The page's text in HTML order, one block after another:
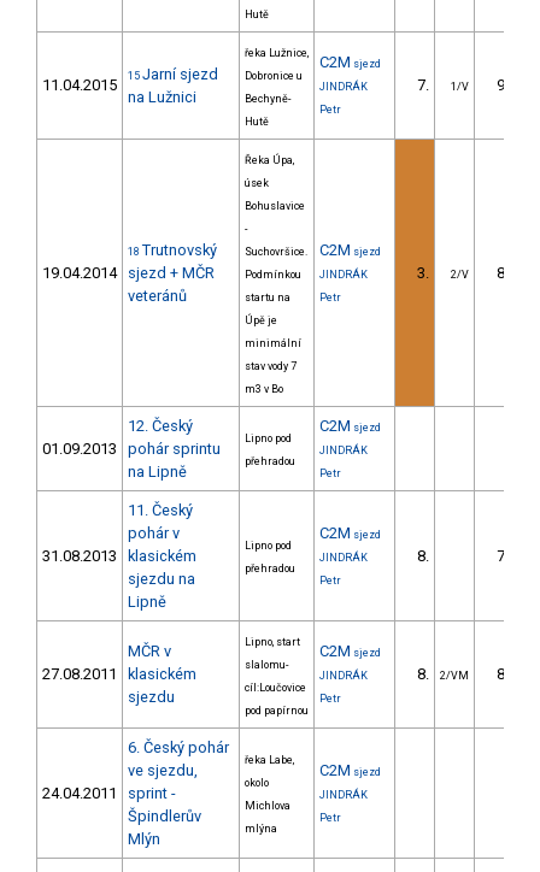
Hutě
11.04.2015 15 Jarní sjezd
na Lužnici
řeka Lužnice,
Dobronice u
Bechyně-
Hutě
C2M sjezd
JINDRÁK
Petr
7. 1/V 91.50
19.04.2014
18 Trutnovský
sjezd + MČR
veteránů
Řeka Úpa,
úsek
Bohuslavice
-
Suchovršice.
Podmínkou
startu na
Úpě je
minimální
stav vody 7
m3 v Bo
C2M sjezd
JINDRÁK
Petr
3. 2/V 83.30
01.09.2013
12. Český
pohár sprintu
na Lipně
Lipno pod
přehradou
C2M sjezd
JINDRÁK
Petr
31.08.2013
11. Český
pohár v
klasickém
sjezdu na
Lipně
Lipno pod
přehradou
C2M sjezd
JINDRÁK
Petr
8. 73.24
27.08.2011
MČR v
klasickém
sjezdu
Lipno, start
slalomu-
cíl:Loučovice
pod papírnou
C2M sjezd
JINDRÁK
Petr
8. 2/VM 86.56
24.04.2011
6. Český pohár
ve sjezdu,
sprint -
Špindlerův
Mlýn
řeka Labe,
okolo
Michlova
mlýna
C2M sjezd
JINDRÁK
Petr